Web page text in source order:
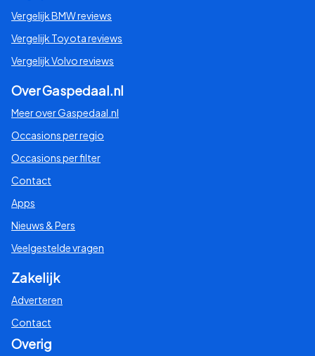
Vergelijk BMW reviews
Vergelijk Toyota reviews
Vergelijk Volvo reviews
Over Gaspedaal.nl
Meer over Gaspedaal.nl
Occasions per regio
Occasions per filter
Contact
Apps
Nieuws & Pers
Veelgestelde vragen
Zakelijk
Adverteren
Contact
Overig